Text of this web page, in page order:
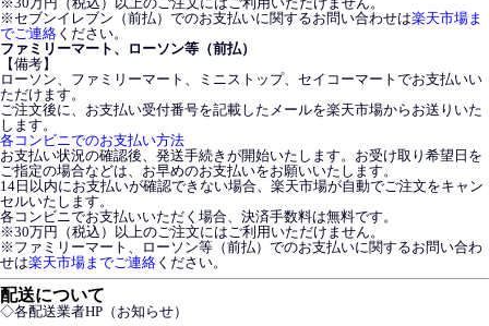
※セブンイレブン（前払）でのお支払いに関するお問い合わせは楽天市場ま
でご連絡 ください。
ファミリーマート、ローソン等（前払）
【備考】
ローソン、ファミリーマート、ミニストップ、セイコーマートでお支払いい
ただけます。
ご注文後に、お支払い受付番号を記載したメールを楽天市場からお送りいた
します。
各コンビニでのお支払い方法
お支払い状況の確認後、発送手続きが開始いたします。お受け取り希望日を
ご指定の場合などは、お早めのお支払いをお願いいたします。
14日以内にお支払いが確認できない場合、楽天市場が自動でご注文をキャン
セルいたします。
各コンビニでお支払いいただく場合、決済手数料は無料です。
※30万円（税込）以上のご注文にはご利用いただけません。
※ファミリーマート、ローソン等（前払）でのお支払いに関するお問い合わ
せは楽天市場までご連絡 ください。
配送について
◇各配送業者HP（お知らせ）